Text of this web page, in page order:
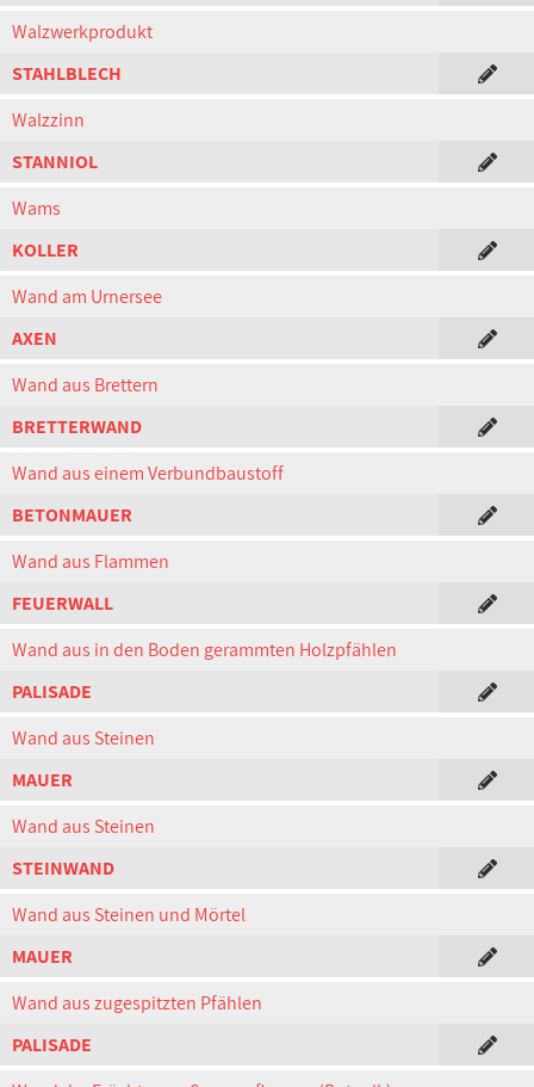
Walzwerkprodukt
STAHLBLECH
Walzzinn
STANNIOL
Wams
KOLLER
Wand am Urnersee
AXEN
Wand aus Brettern
BRETTERWAND
Wand aus einem Verbundbaustoff
BETONMAUER
Wand aus Flammen
FEUERWALL
Wand aus in den Boden gerammten Holzpfählen
PALISADE
Wand aus Steinen
MAUER
Wand aus Steinen
STEINWAND
Wand aus Steinen und Mörtel
MAUER
Wand aus zugespitzten Pfählen
PALISADE